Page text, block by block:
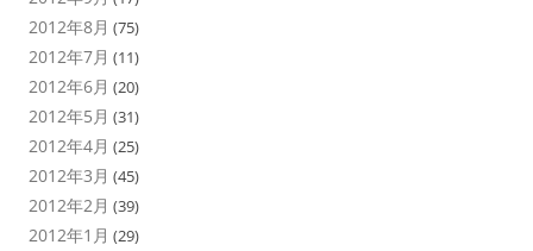
2012年8月 (75)
2012年7月 (11)
2012年6月 (20)
2012年5月 (31)
2012年4月 (25)
2012年3月 (45)
2012年2月 (39)
2012年1月 (29)